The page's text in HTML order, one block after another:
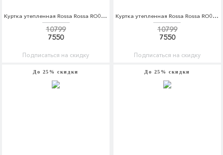
Куртка утепленная Rossa Rossa RO045EWDKBZ0
10799
7550
Подписаться на скидку
Куртка утепленная Rossa Rossa RO045EWDKBZ1
10799
7550
Подписаться на скидку
До 25% скидки До 25% скидки